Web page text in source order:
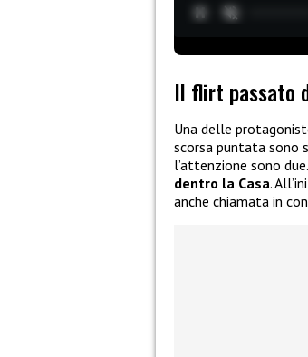
Il flirt passato
Una delle
scorsa puntata sono
l’attenzione sono
dentro la Casa.
anche chiamata in